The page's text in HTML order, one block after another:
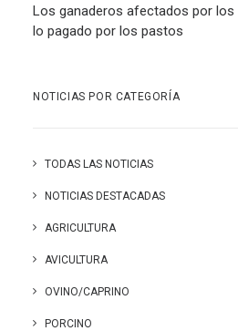
Los ganaderos afectados por los
lo pagado por los pastos
NOTICIAS POR CATEGORÍA
TODAS LAS NOTICIAS
NOTICIAS DESTACADAS
AGRICULTURA
AVICULTURA
OVINO/CAPRINO
PORCINO